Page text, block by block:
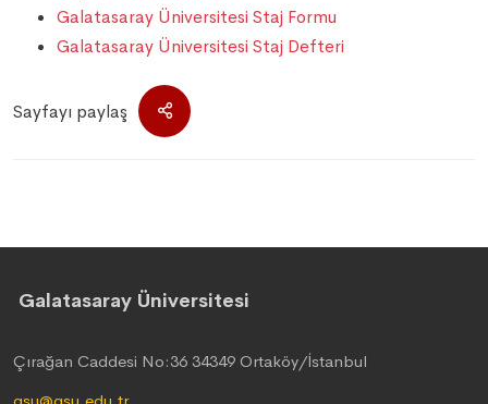
Galatasaray Üniversitesi Staj Formu
Galatasaray Üniversitesi Staj Defteri
Sayfayı paylaş
Galatasaray Üniversitesi
Çırağan Caddesi No:36 34349 Ortaköy/İstanbul